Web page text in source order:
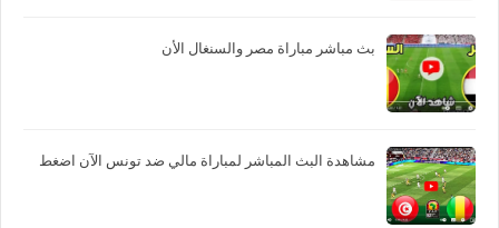
بث مباشر مباراة مصر والسنغال الأن
مشاهدة البث المباشر لمباراة مالي ضد تونس الآن اضغط